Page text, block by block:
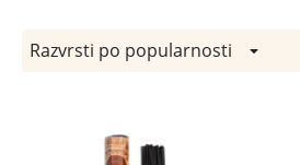
Razvrsti po popularnosti